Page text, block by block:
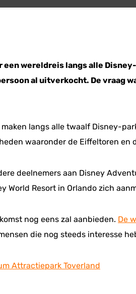
een wereldreis langs alle
al uitverkocht. De vraag
langs alle twaalf Disney-
waaronder de Eiffeltoren en
deelnemers aan Disney
World Resort in Orlando zich
nog eens zal aanbieden. De
die nog steeds interesse
Attractiepark Toverland